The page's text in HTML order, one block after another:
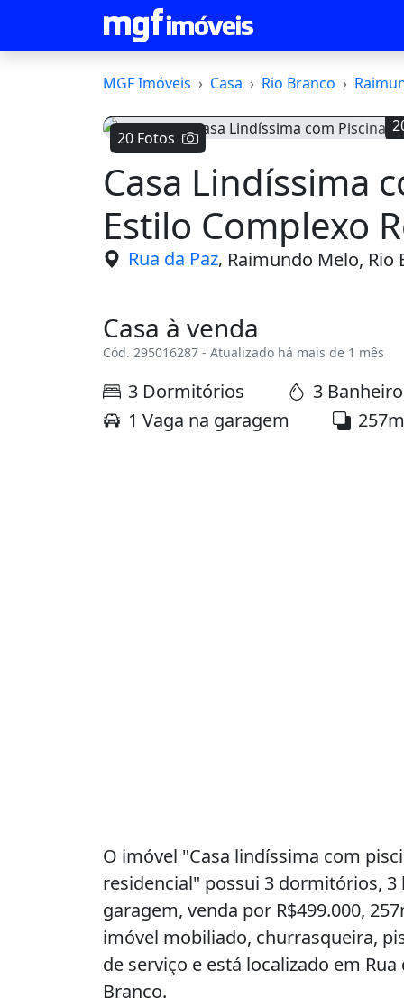
MGF Imóveis Casa Rio Branco
20 Fotos
Casa Lindíssima
Estilo Complexo
Rua da Paz, Raimundo Melo, Rio
Casa à venda
Cód. 295016287 - Atualizado há mais de 1 mês
3 Dormitórios
3
1 Vaga na garagem
O imóvel "Casa lindíssima com
residencial" possui 3 dormitórios, 3
garagem, venda por R$499.000,
imóvel mobiliado, churrasqueira,
de serviço e está localizado em
Branco.